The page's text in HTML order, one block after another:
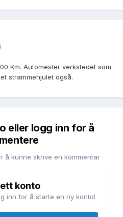
Km. Automester verkstedet som
strammehjulet også.
eller logg inn for å
å kunne skrive en kommentar
konto
inn for å starte en ny konto!